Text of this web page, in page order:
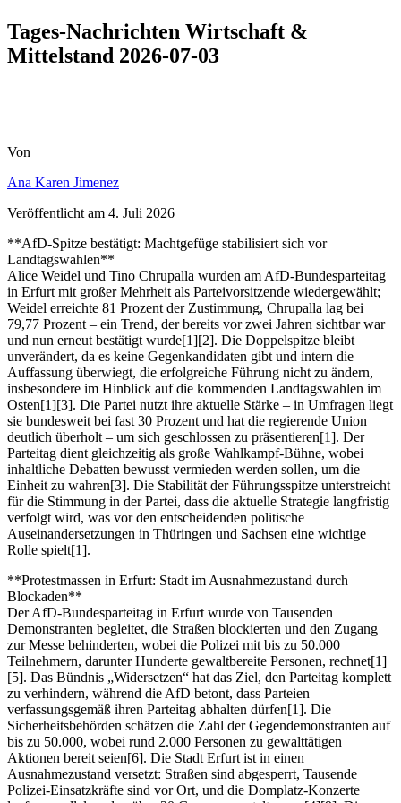
Tages-Nachrichten Wirtschaft &
Mittelstand 2026-07-03
Von
Ana Karen Jimenez
Veröffentlicht am 4. Juli 2026
**AfD-Spitze bestätigt: Machtgefüge stabilisiert sich vor
Landtagswahlen**
Alice Weidel und Tino Chrupalla wurden am AfD-Bundesparteitag
in Erfurt mit großer Mehrheit als Parteivorsitzende wiedergewählt;
Weidel erreichte 81 Prozent der Zustimmung, Chrupalla lag bei
79,77 Prozent – ein Trend, der bereits vor zwei Jahren sichtbar war
und nun erneut bestätigt wurde[1][2]. Die Doppelspitze bleibt
unverändert, da es keine Gegenkandidaten gibt und intern die
Auffassung überwiegt, die erfolgreiche Führung nicht zu ändern,
insbesondere im Hinblick auf die kommenden Landtagswahlen im
Osten[1][3]. Die Partei nutzt ihre aktuelle Stärke – in Umfragen liegt
sie bundesweit bei fast 30 Prozent und hat die regierende Union
deutlich überholt – um sich geschlossen zu präsentieren[1]. Der
Parteitag dient gleichzeitig als große Wahlkampf-Bühne, wobei
inhaltliche Debatten bewusst vermieden werden sollen, um die
Einheit zu wahren[3]. Die Stabilität der Führungsspitze unterstreicht
für die Stimmung in der Partei, dass die aktuelle Strategie langfristig
verfolgt wird, was vor den entscheidenden politische
Auseinandersetzungen in Thüringen und Sachsen eine wichtige
Rolle spielt[1].
**Protestmassen in Erfurt: Stadt im Ausnahmezustand durch
Blockaden**
Der AfD-Bundesparteitag in Erfurt wurde von Tausenden
Demonstranten begleitet, die Straßen blockierten und den Zugang
zur Messe behinderten, wobei die Polizei mit bis zu 50.000
Teilnehmern, darunter Hunderte gewaltbereite Personen, rechnet[1]
[5]. Das Bündnis „Widersetzen“ hat das Ziel, den Parteitag komplett
zu verhindern, während die AfD betont, dass Parteien
verfassungsgemäß ihren Parteitag abhalten dürfen[1]. Die
Sicherheitsbehörden schätzen die Zahl der Gegendemonstranten auf
bis zu 50.000, wobei rund 2.000 Personen zu gewalttätigen
Aktionen bereit seien[6]. Die Stadt Erfurt ist in einen
Ausnahmezustand versetzt: Straßen sind abgesperrt, Tausende
Polizei-Einsatzkräfte sind vor Ort, und die Domplatz-Konzerte